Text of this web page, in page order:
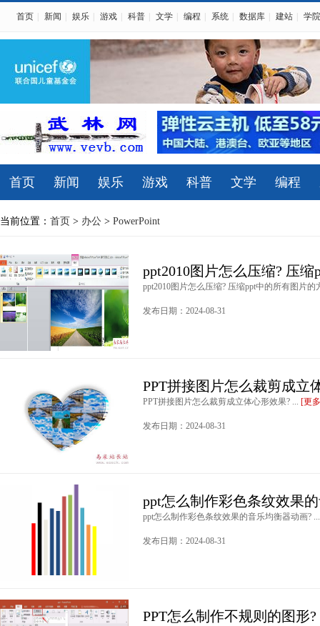
首页 新闻 娱乐 游戏 科普 文学 编程 系统 数据库 建站 学院
首页 新闻 娱乐 游戏 科普 文学 编程
当前位置： 首页 > 办公 > PowerPoint
ppt2010图片怎么压缩? 压
ppt2010图片怎么压缩? 压缩ppt中的所有图片的
发布日期：2024-08-31
PPT拼接图片怎么裁剪成立
PPT拼接图片怎么裁剪成立体心形效果? ... [更
发布日期：2024-08-31
ppt怎么制作彩色条纹效果
ppt怎么制作彩色条纹效果的音乐均衡器动画?
发布日期：2024-08-31
PPT怎么制作不规则的图形